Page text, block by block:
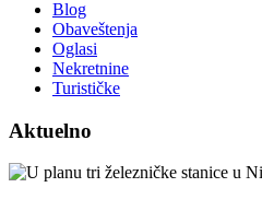
Blog
Obaveštenja
Oglasi
Nekretnine
Turističke
Aktuelno